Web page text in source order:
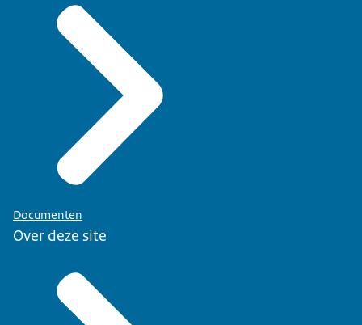
Documenten
Over deze site